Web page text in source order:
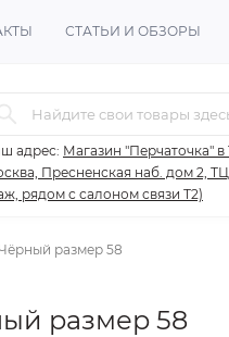
СТАТЬИ И ОБЗОРЫ
адрес: Магазин "Перчаточка"
Пресненская наб. дом 2,
рядом с салоном связи Т2)
размер 58
размер 58